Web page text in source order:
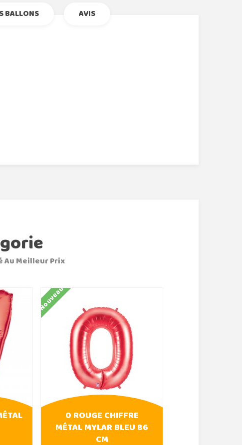
BALLONS AVIS
Au Meilleur Prix
Nouveau
0 ROUGE CHIFFRE
MÉTAL MYLAR BLEU 86
CM